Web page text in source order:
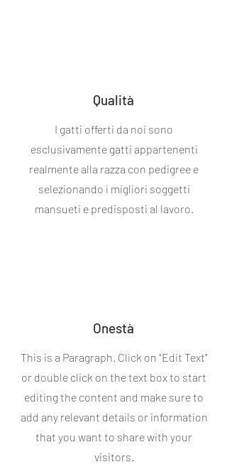
Qualità
I gatti offerti da noi sono
esclusivamente gatti appartenenti
realmente alla razza con pedigree e
selezionando i migliori soggetti
mansueti e predisposti al lavoro.
Onestà
This is a Paragraph. Click on "Edit Text"
or double click on the text box to start
editing the content and make sure to
add any relevant details or information
that you want to share with your
visitors.